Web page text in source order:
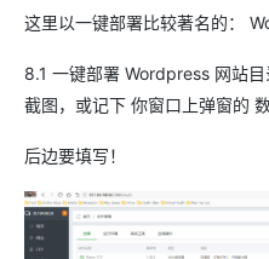
这里以一键部署比较著名的：
8.1 一键部署 Wordpress 网站
截图，或记下 你窗口上弹窗的
后边要填写！